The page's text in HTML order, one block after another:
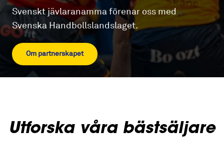
Svenskt jävlaranamma förenar oss med
Svenska Handbollslandslaget.
Om partnerskapet
Utforska våra bästsäljare